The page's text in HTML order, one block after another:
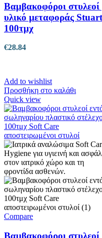
Βαμβακοφόροι στυλεοί
υλικό μεταφοράς Stuart
100τμχ
€28.84
Add to wishlist
Προσθήκη στο καλάθι
Quick view
Compare
Βαμβακοφόροι στυλεοί